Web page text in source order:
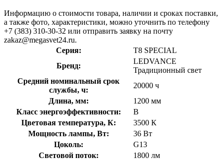
Информацию о стоимости товара, наличии и сроках поставки,
а также фото, характеристики, можно уточнить по телефону
+7 (383) 310-30-32 или отправить заявку на почту
zakaz@megasvet24.ru.
Серия:
T8 SPECIAL
Бренд:
LEDVANCE
Традиционный свет
Средний номинальный срок
службы, ч:
20000 ч
Длина, мм:
1200 мм
Класс энергоэффективности:
B
Цветовая температура, К:
3500 К
Мощность лампы, Вт:
36 Вт
Цоколь:
G13
Световой поток:
1800 лм